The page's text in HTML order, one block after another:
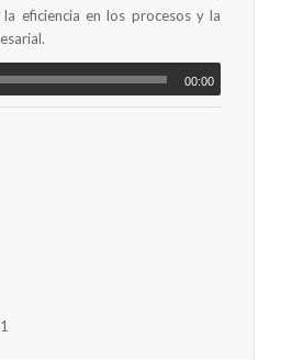
eficiencia en los procesos y la
00:00